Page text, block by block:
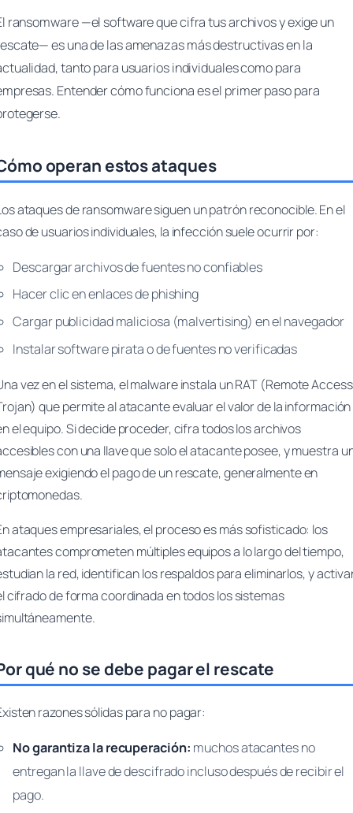
ransomware —el software que cifra tus archivos y exige un
es una de las amenazas más destructivas en la
tanto para usuarios individuales como para
Entender cómo funciona es el primer paso para
operan estos ataques
ataques de ransomware siguen un patrón reconocible. En el
de usuarios individuales, la infección suele ocurrir por:
Descargar archivos de fuentes no confiables
Hacer clic en enlaces de phishing
Cargar publicidad maliciosa (malvertising) en el navegador
Instalar software pirata o de fuentes no verificadas
vez en el sistema, el malware instala un RAT (Remote Access
que permite al atacante evaluar el valor de la información
el equipo. Si decide proceder, cifra todos los archivos
con una llave que solo el atacante posee, y muestra
exigiendo el pago de un rescate, generalmente en
ataques empresariales, el proceso es más sofisticado: los
comprometen múltiples equipos a lo largo del tiempo,
la red, identifican los respaldos para eliminarlos, y
cifrado de forma coordinada en todos los sistemas
qué no se debe pagar el rescate
razones sólidas para no pagar:
No garantiza la recuperación: muchos atacantes no
entregan la llave de descifrado incluso después de recibir el
pago.